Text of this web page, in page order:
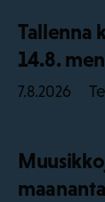
Tallenna
14.8.
7.8.2026